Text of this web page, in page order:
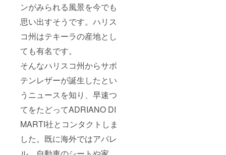
ンがみられる風景を今でも
思い出すそうです。ハリス
コ州はテキーラの産地とし
ても有名です。
そんなハリスコ州からサボ
テンレザーが誕生したとい
うニュースを知り、早速つ
てをたどってADRIANO DI
MARTI社とコンタクトしま
した。既に海外ではアパレ